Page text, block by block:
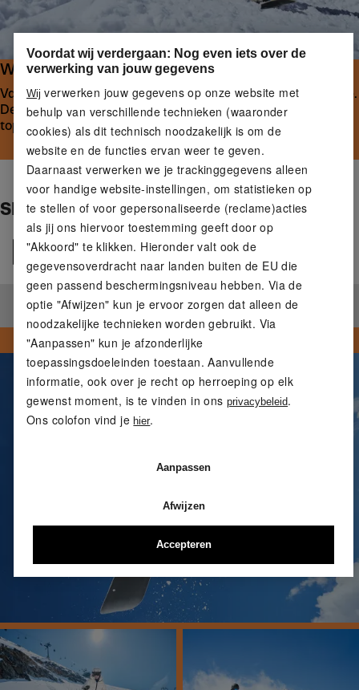
WAAR DE PISTE JE OOK BRENGT
Van warmte en bescherming tot behendigheid en controle.
De juiste wintersportuitrusting houdt je veilig en op
topniveau in de kou.
SKI‑ EN SNOWBOARDKLEDING
Alle
Geen producten gevonden.
Voordat wij verdergaan: Nog even iets over de
verwerking van jouw gegevens
Wij verwerken jouw gegevens op onze website met
behulp van verschillende technieken (waaronder
cookies) als dit technisch noodzakelijk is om de
website en de functies ervan weer te geven.
Daarnaast verwerken we je trackinggegevens alleen
voor handige website-instellingen, om statistieken op
te stellen of voor gepersonaliseerde (reclame)acties
als jij ons hiervoor toestemming geeft door op
"Akkoord" te klikken. Hieronder valt ook de
gegevensoverdracht naar landen buiten de EU die
geen passend beschermingsniveau hebben. Via de
optie "Afwijzen" kun je ervoor zorgen dat alleen de
noodzakelijke technieken worden gebruikt. Via
"Aanpassen" kun je afzonderlijke
toepassingsdoeleinden toestaan. Aanvullende
informatie, ook over je recht op herroeping op elk
gewenst moment, is te vinden in onsprivacybeleid.
Ons colofon vind je hier.
Aanpassen
Afwijzen
Accepteren